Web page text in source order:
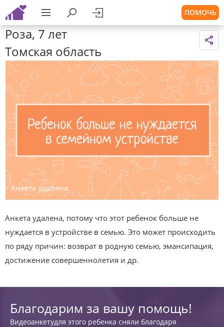
ПОМОЧЬ
Роза, 7 лет
Томская область
Анкета удалена.
Анкета удалена, потому что этот ребенок больше не
нуждается в устройстве в семью. Это может происходить
по ряду причин: возврат в родную семью, эмансипация,
достижение совершеннолетия и др.
Благодарим за вашу помощь!
Видеоанкетудля этого ребенка сняли благодаря